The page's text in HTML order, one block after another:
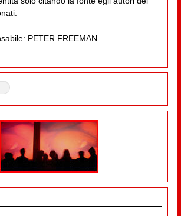
PETER FREEMAN